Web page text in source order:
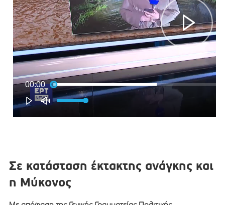
Σε κατάσταση έκτακτης ανάγκης και
η Μύκονος